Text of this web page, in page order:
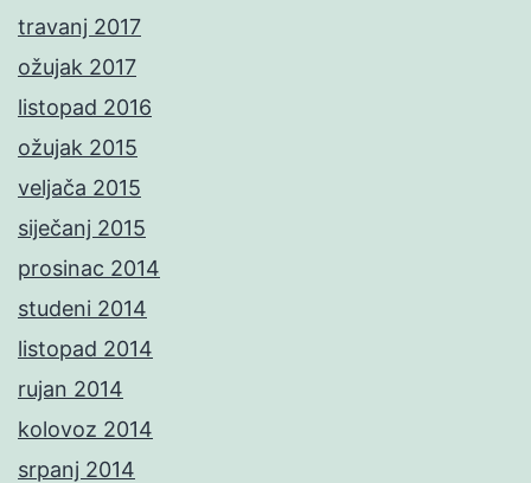
travanj 2017
ožujak 2017
listopad 2016
ožujak 2015
veljača 2015
siječanj 2015
prosinac 2014
studeni 2014
listopad 2014
rujan 2014
kolovoz 2014
srpanj 2014